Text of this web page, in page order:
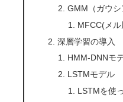
GMM（ガウシ
MFCC(メ
深層学習の導入
HMM-DNNモ
LSTMモデル
LSTMを使